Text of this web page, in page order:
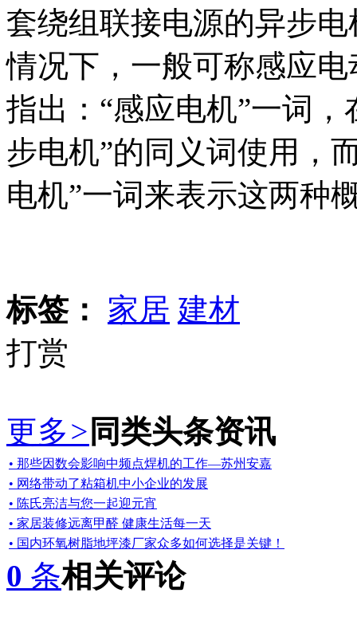
套绕组联接电源的异步
情况下，一般可称感应
指出：“感应电机”一词
步电机”的同义词使用，
电机”一词来表示这两种
标签： 家居 建材
打赏
更多> 同类头条资讯
• 那些因数会影响中频点焊机的工作—苏州安嘉
• 网络带动了粘箱机中小企业的发展
• 陈氏亮洁与您一起迎元宵
• 家居装修远离甲醛 健康生活每一天
• 国内环氧树脂地坪漆厂家众多如何选择是关键！
0 条相关评论